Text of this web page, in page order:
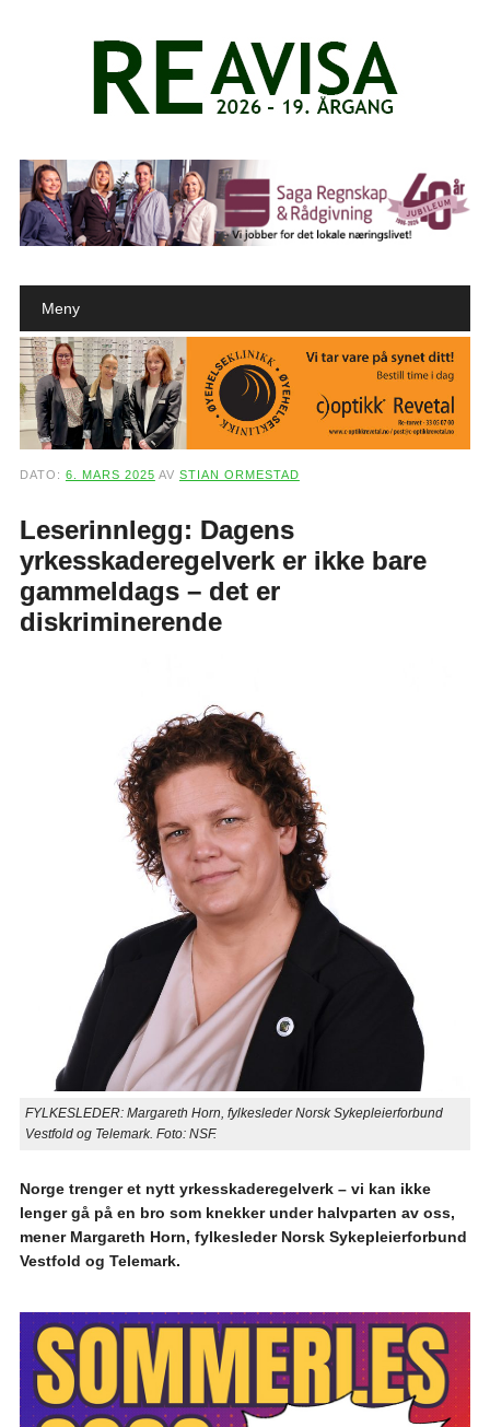
Main menu
Meny
DATO: 6. MARS 2025 AV STIAN ORMESTAD
Leserinnlegg: Dagens
yrkesskaderegelverk er ikke bare
gammeldags – det er
diskriminerende
FYLKESLEDER: Margareth Horn, fylkesleder Norsk Sykepleierforbund
Vestfold og Telemark. Foto: NSF.
Norge trenger et nytt yrkesskaderegelverk – vi kan ikke
lenger gå på en bro som knekker under halvparten av oss,
mener Margareth Horn, fylkesleder Norsk Sykepleierforbund
Vestfold og Telemark.